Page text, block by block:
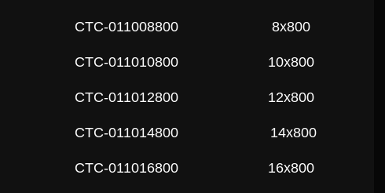
СTC-011008800 8x800
СTC-011010800 10x800
СTC-011012800 12x800
СTC-011014800 14x800
СTC-011016800 16x800